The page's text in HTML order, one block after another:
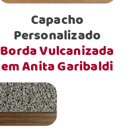
Capacho
Personalizado
Borda Vulcanizada
em Anita Garibaldi